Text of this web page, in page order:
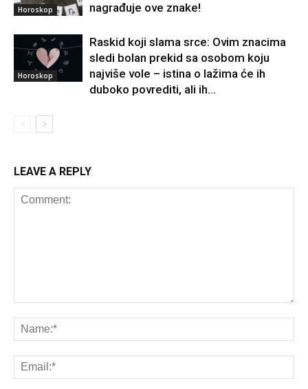
Horoskop
nagrađuje ove znake!
Horoskop
Raskid koji slama srce: Ovim znacima
sledi bolan prekid sa osobom koju
najviše vole – istina o lažima će ih
duboko povrediti, ali ih...
LEAVE A REPLY